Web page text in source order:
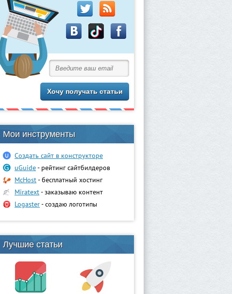
Мои инструменты
Создать сайт в конструкторе
uGuidе- рейтинг сайтбилдеров
McHost- бесплатный хостинг
Miratext- заказываю контент
Logaster- создаю логотипы
Лучшие статьи